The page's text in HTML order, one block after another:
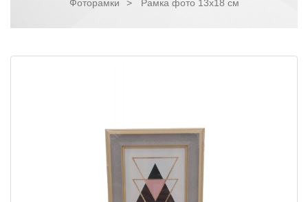
Фоторамки
> Рамка фото 13x18 см